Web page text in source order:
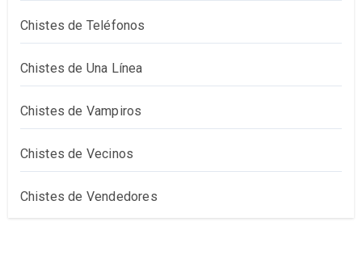
Chistes de Teléfonos
Chistes de Una Línea
Chistes de Vampiros
Chistes de Vecinos
Chistes de Vendedores